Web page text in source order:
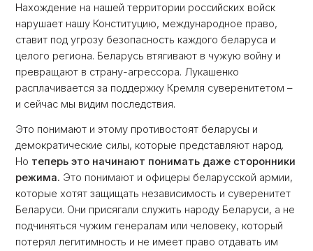
Нахождение на нашей территории российских войск
нарушает нашу Конституцию, международное право,
ставит под угрозу безопасность каждого беларуса и
целого региона. Беларусь втягивают в чужую войну и
превращают в страну-агрессора. Лукашенко
расплачивается за поддержку Кремля суверенитетом –
и сейчас мы видим последствия.
Это понимают и этому противостоят беларусы и
демократические силы, которые представляют народ.
Но теперь это начинают понимать даже сторонники
режима. Это понимают и офицеры беларусской армии,
которые хотят защищать независимость и суверенитет
Беларуси. Они присягали служить народу Беларуси, а не
подчиняться чужим генералам или человеку, который
потерял легитимность и не имеет право отдавать им